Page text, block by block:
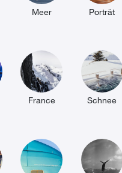
Meer Porträt
France Schnee